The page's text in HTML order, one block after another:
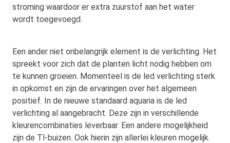
stroming waardoor er extra zuurstof aan het water
wordt toegevoegd.
Een ander niet onbelangrijk element is de verlichting. Het
spreekt voor zich dat de planten licht nodig hebben om
te kunnen groeien. Momenteel is de led verlichting sterk
in opkomst en zijn de ervaringen over het algemeen
positief. In de nieuwe standaard aquaria is de led
verlichting al aangebracht. Deze zijn in verschillende
kleurencombinaties leverbaar. Een andere mogelijkheid
zijn de Tl-buizen. Ook hierin zijn allerlei kleuren mogelijk.